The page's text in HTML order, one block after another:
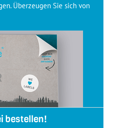
Überzeugen Sie sich von
bestellen!